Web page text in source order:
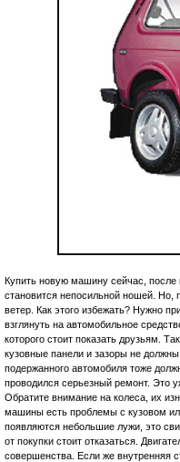
Купить новую машину сейчас, после
становится непосильной ношей. Но,
ветер. Как этого избежать? Нужно
взглянуть на автомобильное
которого стоит показать друзьям.
кузовные панели и зазоры не
подержанного автомобиля тоже
проводился серьезный ремонт. Это
Обратите внимание на колеса, их
машины есть проблемы с кузовом
появляются небольшие лужи, это
от покупки стоит отказаться.
совершенства. Если же внутренняя